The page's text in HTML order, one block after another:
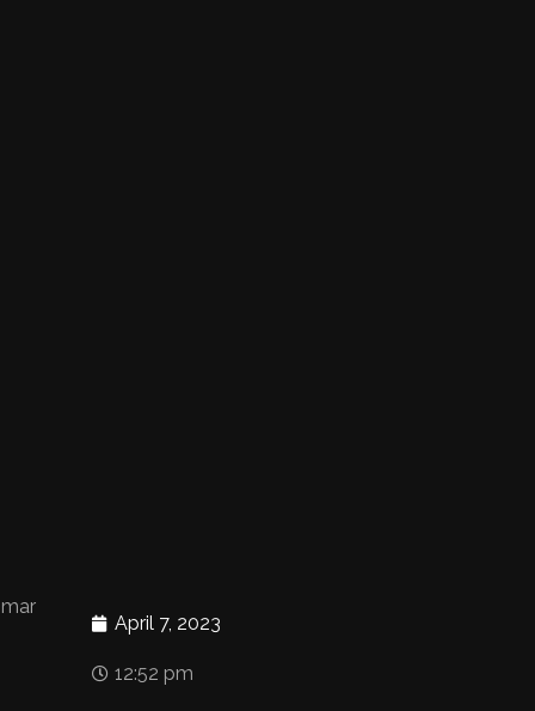
April 7, 2023
12:52 pm